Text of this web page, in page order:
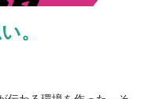
ろにも若干あるので、
やお店などで見かけた
UP
。